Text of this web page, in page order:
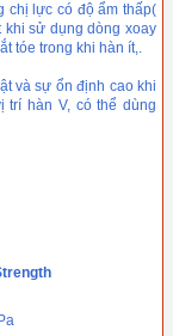
chị lực có độ ẩm thấp(
khi sử dụng dòng xoay
tóe trong khi hàn ít,.
và sự ổn định cao khi
hàn V, có thể dùng